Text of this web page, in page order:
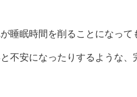
睡眠時間を削ることになって
不安になったりするような、